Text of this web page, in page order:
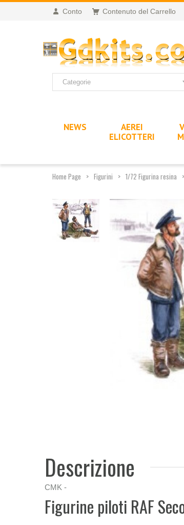
Conto Contenuto del Carrello
NEWS
AEREI
ELICOTTERI
Home Page Figurini 1/72 Figurina resina
Descrizione
CMK -
Figurine piloti RAF